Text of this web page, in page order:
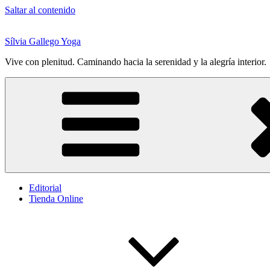
Saltar al contenido
Sílvia Gallego Yoga
Vive con plenitud. Caminando hacia la serenidad y la alegría interior.
Editorial
Tienda Online